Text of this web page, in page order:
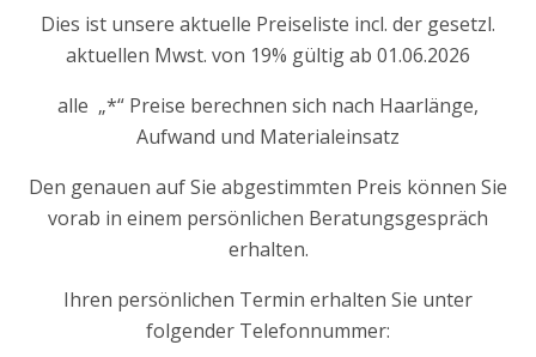
Dies ist unsere aktuelle Preiseliste incl. der gesetzl.
aktuellen Mwst. von 19% gültig ab 01.06.2026
alle „*“ Preise berechnen sich nach Haarlänge,
Aufwand und Materialeinsatz
Den genauen auf Sie abgestimmten Preis können Sie
vorab in einem persönlichen Beratungsgespräch
erhalten.
Ihren persönlichen Termin erhalten Sie unter
folgender Telefonnummer: